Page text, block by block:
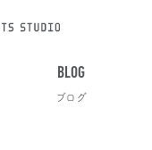
BLOG
ブログ